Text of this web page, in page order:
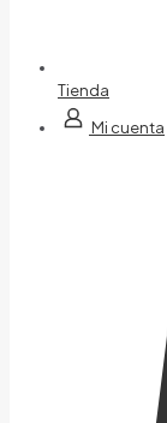
Tienda
Mi cuenta